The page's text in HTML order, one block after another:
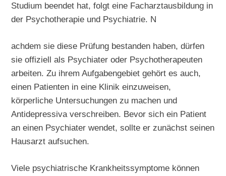
Studium beendet hat, folgt eine Facharztausbildung in
der Psychotherapie und Psychiatrie. N
achdem sie diese Prüfung bestanden haben, dürfen
sie offiziell als Psychiater oder Psychotherapeuten
arbeiten. Zu ihrem Aufgabengebiet gehört es auch,
einen Patienten in eine Klinik einzuweisen,
körperliche Untersuchungen zu machen und
Antidepressiva verschreiben. Bevor sich ein Patient
an einen Psychiater wendet, sollte er zunächst seinen
Hausarzt aufsuchen.
Viele psychiatrische Krankheitssymptome können